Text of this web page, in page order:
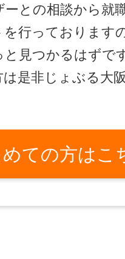
ーとの相談から就
を行っております
見つかるはずで
是非じょぶる大
ての方はこ